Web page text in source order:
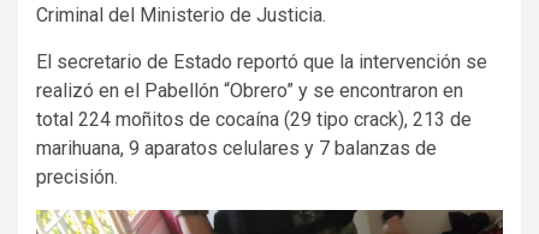
Criminal del Ministerio de Justicia.
El secretario de Estado reportó que la intervención se
realizó en el Pabellón “Obrero” y se encontraron en
total 224 moñitos de cocaína (29 tipo crack), 213 de
marihuana, 9 aparatos celulares y 7 balanzas de
precisión.